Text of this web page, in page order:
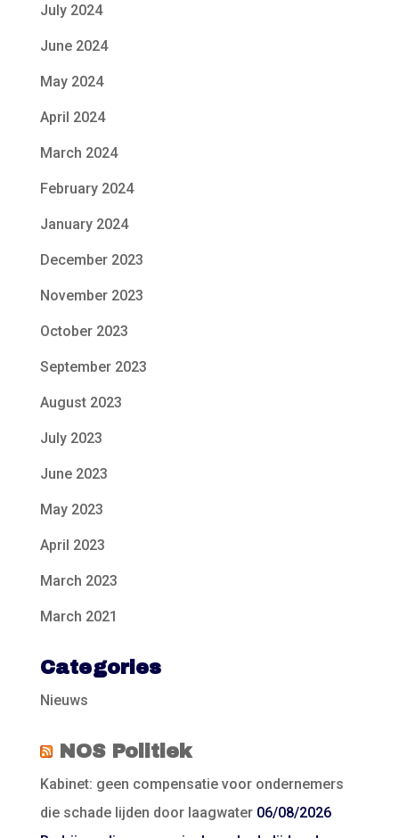
July 2024
June 2024
May 2024
April 2024
March 2024
February 2024
January 2024
December 2023
November 2023
October 2023
September 2023
August 2023
July 2023
June 2023
May 2023
April 2023
March 2023
March 2021
Categories
Nieuws
NOS Politiek
Kabinet: geen compensatie voor ondernemers
die schade lijden door laagwater 06/08/2026